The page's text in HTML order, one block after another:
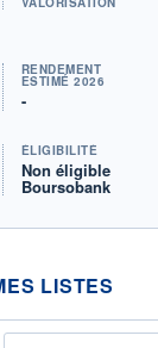
RENDEMENT
ESTIMÉ 2026
-
ÉLIGIBILITÉ
Non éligible
Boursobank
LISTES